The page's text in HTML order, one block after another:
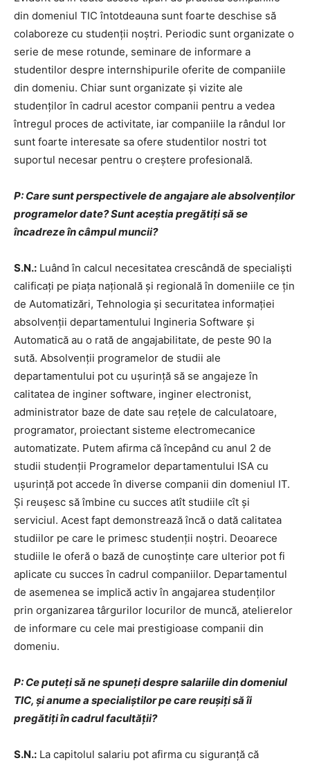
din domeniul TIC întotdeauna sunt foarte deschise să
colaboreze cu studenții noștri. Periodic sunt organizate o
serie de mese rotunde, seminare de informare a
studentilor despre internshipurile oferite de companiile
din domeniu. Chiar sunt organizate și vizite ale
studenților în cadrul acestor companii pentru a vedea
întregul proces de activitate, iar companiile la rândul lor
sunt foarte interesate sa ofere studentilor nostri tot
suportul necesar pentru o creștere profesională.
P: Care sunt perspectivele de angajare ale absolvenților
programelor date? Sunt aceștia pregătiți să se
încadreze în câmpul muncii?
S.N.: Luând în calcul necesitatea crescândă de specialiști
calificați pe piața națională și regională în domeniile ce țin
de Automatizări, Tehnologia și securitatea informației
absolvenții departamentului Ingineria Software și
Automatică au o rată de angajabilitate, de peste 90 la
sută. Absolvenții programelor de studii ale
departamentului pot cu ușurință să se angajeze în
calitatea de inginer software, inginer electronist,
administrator baze de date sau rețele de calculatoare,
programator, proiectant sisteme electromecanice
automatizate. Putem afirma că începând cu anul 2 de
studii studenții Programelor departamentului ISA cu
ușurință pot accede în diverse companii din domeniul IT.
Și reușesc să îmbine cu succes atît studiile cît și
serviciul. Acest fapt demonstrează încă o dată calitatea
studiilor pe care le primesc studenții noștri. Deoarece
studiile le oferă o bază de cunoștințe care ulterior pot fi
aplicate cu succes în cadrul companiilor. Departamentul
de asemenea se implică activ în angajarea studenților
prin organizarea târgurilor locurilor de muncă, atelierelor
de informare cu cele mai prestigioase companii din
domeniu.
P: Ce puteți să ne spuneți despre salariile din domeniul
TIC, și anume a specialiștilor pe care reușiți să îi
pregătiți în cadrul facultății?
S.N.: La capitolul salariu pot afirma cu siguranță că